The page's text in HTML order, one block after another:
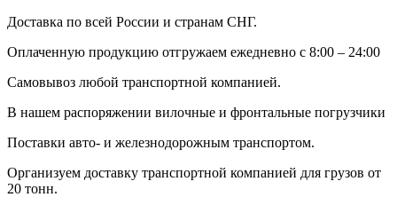
Доставка по всей России и странам СНГ.
Оплаченную продукцию отгружаем ежедневно с 8:00 – 24:00
Самовывоз любой транспортной компанией.
В нашем распоряжении вилочные и фронтальные погрузчики
Поставки авто- и железнодорожным транспортом.
Организуем доставку транспортной компанией для грузов от
20 тонн.